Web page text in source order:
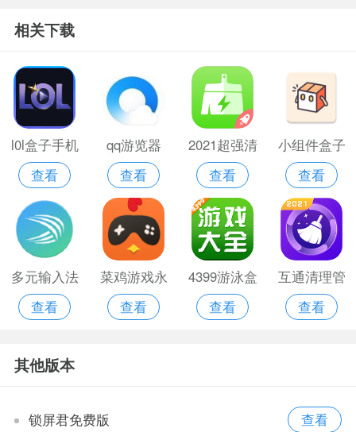
相关下载
l0l盒子手机
版
查看
qq游览器
查看
2021超强清
理大师极速
版
查看
小组件盒子
软件
查看
多元输入法
手机版
查看
菜鸡游戏永
久vip破解
查看
4399游泳盒
查看
互通清理管
家
查看
其他版本
锁屏君免费版